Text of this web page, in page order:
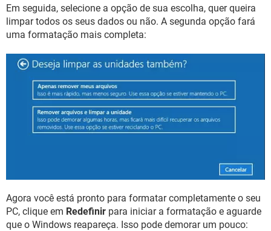
Em seguida, selecione a opção de sua escolha, quer queira
limpar todos os seus dados ou não. A segunda opção fará
uma formatação mais completa:
Agora você está pronto para formatar completamente o seu
PC, clique em Redefinir para iniciar a formatação e aguarde
que o Windows reapareça. Isso pode demorar um pouco: